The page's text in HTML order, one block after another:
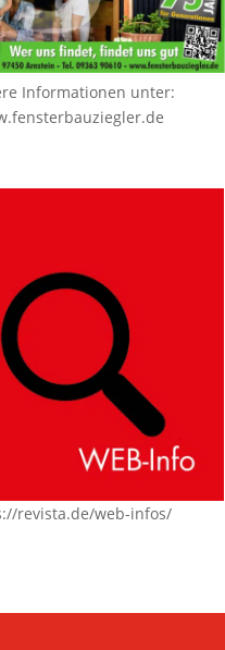
Informationen unter:
revista.de/web-infos/